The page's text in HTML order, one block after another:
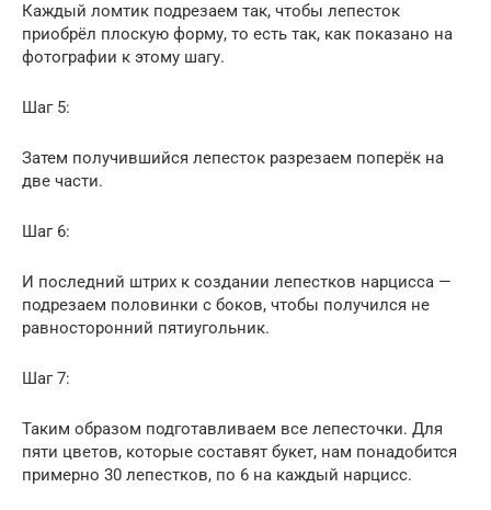
Каждый ломтик подрезаем так, чтобы лепесток
приобрёл плоскую форму, то есть так, как показано на
фотографии к этому шагу.
Шаг 5:
Затем получившийся лепесток разрезаем поперёк на
две части.
Шаг 6:
И последний штрих к создании лепестков нарцисса —
подрезаем половинки с боков, чтобы получился не
равносторонний пятиугольник.
Шаг 7:
Таким образом подготавливаем все лепесточки. Для
пяти цветов, которые составят букет, нам понадобится
примерно 30 лепестков, по 6 на каждый нарцисс.